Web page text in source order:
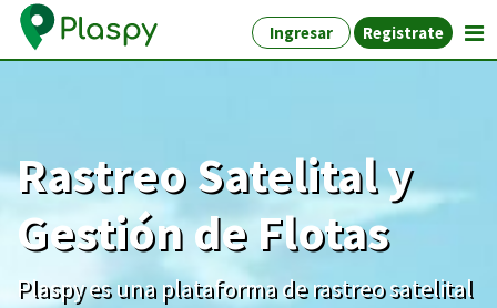
Ingresar Registrate
Rastreo Satelital y
Gestión de Flotas
Plaspy es una plataforma de rastreo satelital